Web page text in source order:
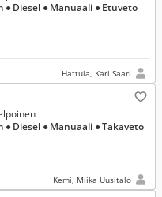
● Diesel ● Manuaali ● Etuveto
Hattula, Kari Saari
● Diesel ● Manuaali ● Takaveto
Kemi, Miika Uusitalo